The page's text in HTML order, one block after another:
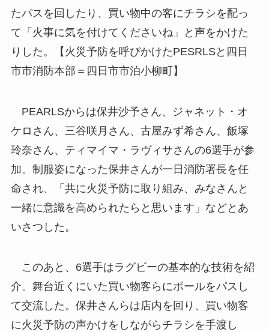
たパスを回したり、買い物中の客にチラシを配っ
て「火事に気を付けてくださいね」と声をかけた
りした。【火災予防を呼びかけたPESRLSと四日
市市消防本部＝四日市市泊小柳町】
PEARLSからは保井沙予さん、ジャネット・オ
ケロさん、三谷咲月さん、古屋みず希さん、飯塚
玲奈さん、ティマイマ・ラヴィサさんの6選手が参
加。制服姿になった保井さんが一日消防署長を任
命され、「共に火災予防に取り組み、みなさんと
一緒に意識を高められたらと思います」などとあ
いさつした。
このあと、6選手はラグビーの基本的な技術を紹
介。舞台近くにいた買い物客らにボールをパスし
て交流した。保井さんらは店内を回り、買い物客
に火災予防の声かけをしながらチラシを手渡し